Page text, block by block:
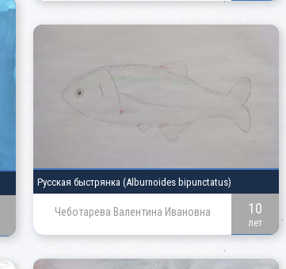
Русская быстрянка (Alburnoides bipunctatus)
Чеботарева Валентина Ивановна 10
лет